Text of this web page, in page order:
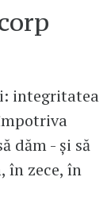
integritatea
dăm - și să
în zece, în